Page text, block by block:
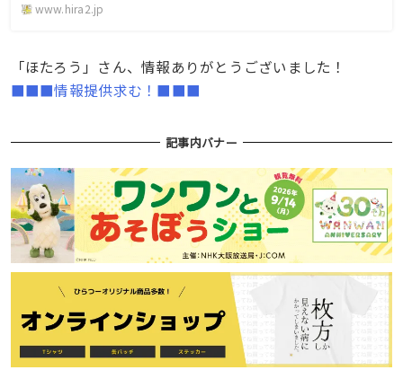
www.hira2.jp
「ほたろう」さん、情報ありがとうございました！
■■■情報提供求む！■■■
記事内バナー